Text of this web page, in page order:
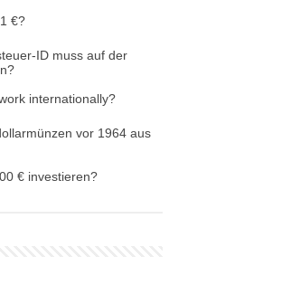
€?
ID muss auf der
internationally?
vor 1964 aus
€ investieren?